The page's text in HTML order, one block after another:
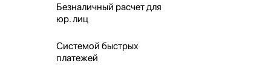
Безналичный расчет для
юр. лиц
Системой быстрых
платежей